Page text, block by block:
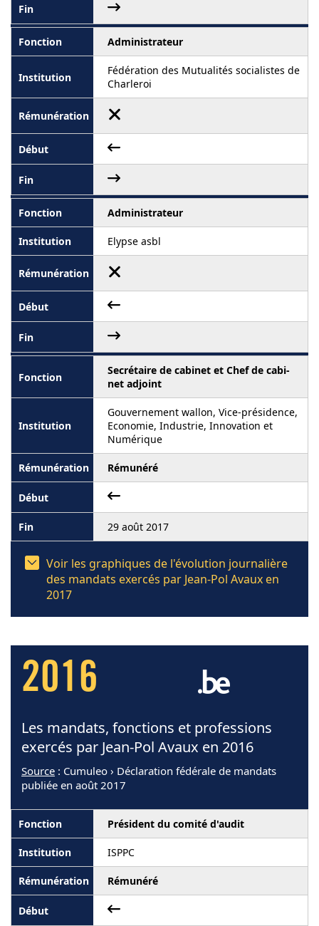
Administrateur
Fédération des Mutualités socialistes de
Charleroi
Administrateur
Elypse asbl
Secrétaire de cabinet et Chef de cabi-
net adjoint
Gouvernement wallon, Vice-présidence,
Economie, Industrie, Innovation et
Numérique
Rémunéré
29 août 2017
Voir les graphiques de l'évolution journalière
des mandats exercés par Jean-Pol Avaux en
2017
2016
Les mandats, fonctions et professions
exercés par Jean-Pol Avaux en 2016
Source : Cumuleo › Déclaration fédérale de mandats
publiée en août 2017
Président du comité d'audit
ISPPC
Rémunéré